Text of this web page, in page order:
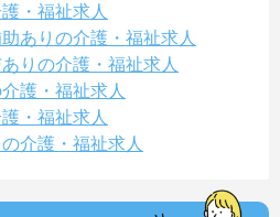
・福祉求人
ありの介護・福祉求人
りの介護・福祉求人
護・福祉求人
・福祉求人
介護・福祉求人